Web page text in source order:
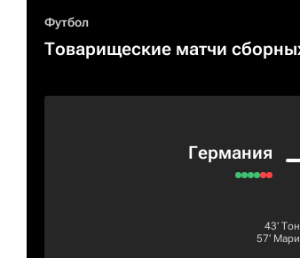
Футбол
Товарищеские матчи
Германия
43‎’‎
57‎’‎